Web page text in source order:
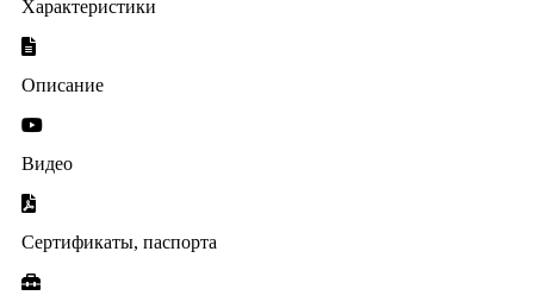
Характеристики
Описание
Видео
Сертификаты, паспорта